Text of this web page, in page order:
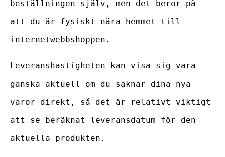
beställningen själv, men det beror på
att du är fysiskt nära hemmet till
internetwebbshoppen.
Leveranshastigheten kan visa sig vara
ganska aktuell om du saknar dina nya
varor direkt, så det är relativt viktigt
att se beräknat leveransdatum för den
aktuella produkten.